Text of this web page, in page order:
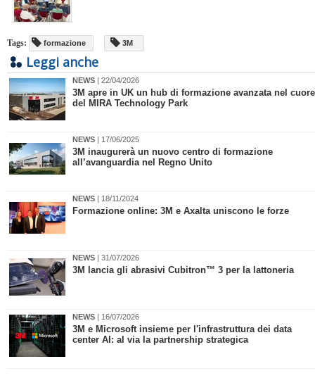
Tags: formazione 3M
Leggi anche
NEWS | 22/04/2026
3M apre in UK un hub di formazione avanzata nel cuore
del MIRA Technology Park
NEWS | 17/06/2025
​3M inaugurerà un nuovo centro di formazione
all’avanguardia nel Regno Unito
NEWS | 18/11/2024
​Formazione online: 3M e Axalta uniscono le forze
NEWS | 31/07/2026
3M lancia gli abrasivi Cubitron™ 3 per la lattoneria
NEWS | 16/07/2026
​3M e Microsoft insieme per l'infrastruttura dei data
center AI: al via la partnership strategica